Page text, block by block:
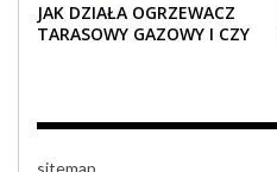
JAK DZIAŁA OGRZEWACZ
TARASOWY GAZOWY I CZY
sitemap